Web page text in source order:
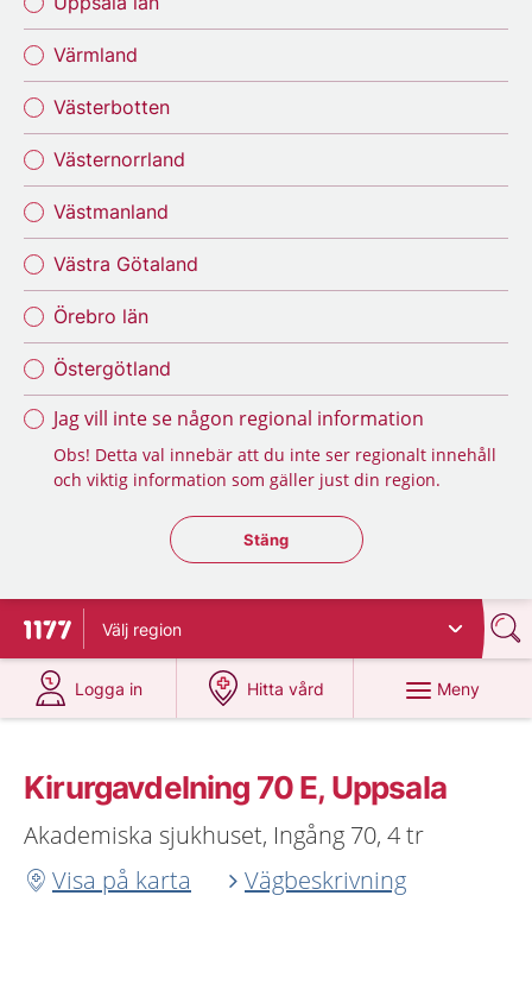
Värmland
Västerbotten
Västernorrland
Västmanland
Västra Götaland
Örebro län
Östergötland
Jag vill inte se någon regional information
Obs! Detta val innebär att du inte ser regionalt innehåll
och viktig information som gäller just din region.
Stäng regionsväljaren
Stäng
Till startsidan för 1177
Välj region
Logga in
på 1177.se
Hitta vård
på 1177.se
Meny
Kirurgavdelning 70 E, Uppsala
Akademiska sjukhuset, Ingång 70, 4 tr
Visa på karta
Vägbeskrivning